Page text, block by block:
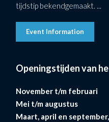
tijdstip bekendgemaakt. ...
Event Information
Openingstijden van
November t/m februari
Mei t/m augustus
Maart, april en september,